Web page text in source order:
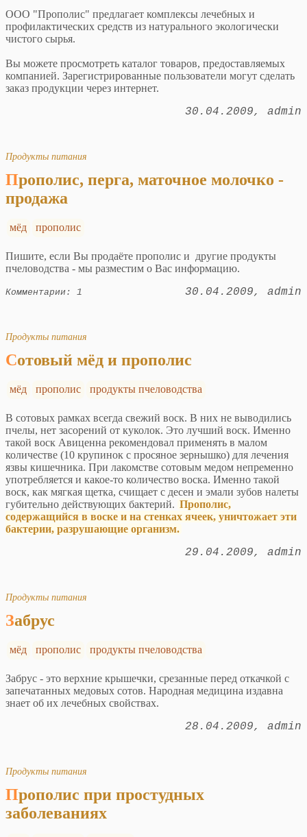
ООО "Прополис" предлагает комплексы лечебных и
профилактических средств из натурального экологически
чистого сырья.
Вы можете просмотреть каталог товаров, предоставляемых
компанией. Зарегистрированные пользователи могут сделать
заказ продукции через интернет.
30.04.2009 admin
Продукты питания
Прополис, перга, маточное молочко -
продажа
мёд прополис
Пишите, если Вы продаёте прополис и другие продукты
пчеловодства - мы разместим о Вас информацию.
Комментарии: 1 30.04.2009 admin
Продукты питания
Сотовый мёд и прополис
мёд прополис продукты пчеловодства
В сотовых рамках всегда свежий воск. В них не выводились
пчелы, нет засорений от куколок. Это лучший воск. Именно
такой воск Авиценна рекомендовал применять в малом
количестве (10 крупинок с просяное зернышко) для лечения
язвы кишечника. При лакомстве сотовым медом непременно
употребляется и какое-то количество воска. Именно такой
воск, как мягкая щетка, счищает с десен и эмали зубов налеты
губительно действующих бактерий. Прополис,
содержащийся в воске и на стенках ячеек, уничтожает эти
бактерии, разрушающие организм.
29.04.2009 admin
Продукты питания
Забрус
мёд прополис продукты пчеловодства
Забрус - это верхние крышечки, срезанные перед откачкой с
запечатанных медовых сотов. Народная медицина издавна
знает об их лечебных свойствах.
28.04.2009 admin
Продукты питания
Прополис при простудных
заболеваниях